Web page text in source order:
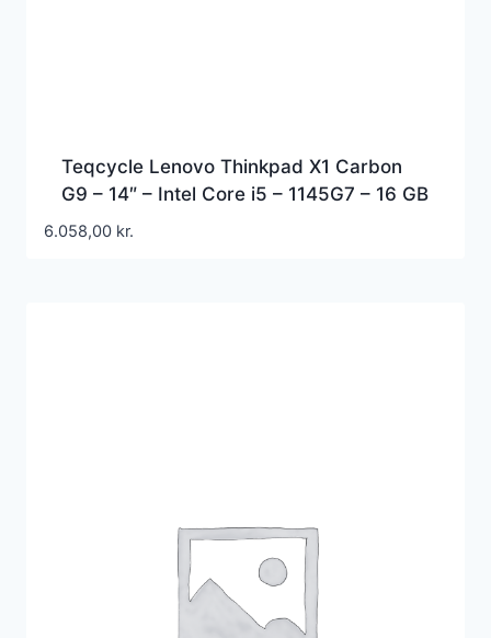
Teqcycle Lenovo Thinkpad X1 Carbon
G9 – 14″ – Intel Core i5 – 1145G7 – 16 GB
RAM – 256 GB SSD – Nordic –
6.058,00 kr.